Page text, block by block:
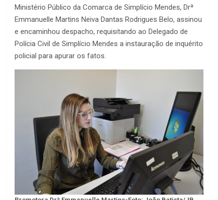
Ministério Público da Comarca de Simplício Mendes, Drª
Emmanuelle Martins Neiva Dantas Rodrigues Belo, assinou
e encaminhou despacho, requisitando ao Delegado de
Polícia Civil de Simplício Mendes a instauração de inquérito
policial para apurar os fatos.